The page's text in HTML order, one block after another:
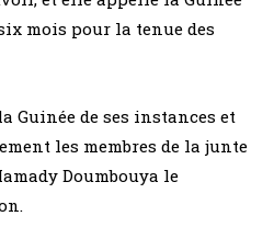
mois pour la tenue des
Guinée de ses instances et
les membres de la junte
Doumbouya le